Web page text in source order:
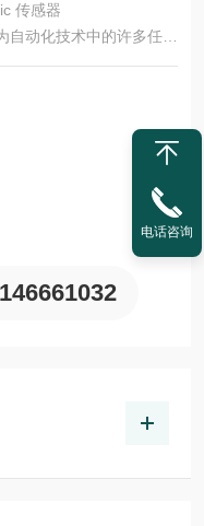
传感器
动化技术中的许多任务
品适用于快速、安全的
电话咨询